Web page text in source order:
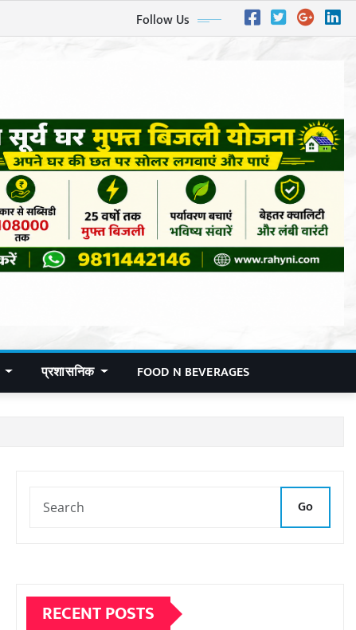
Follow Us
प्रशासनिक FOOD N BEVERAGES
Go
RECENT POSTS